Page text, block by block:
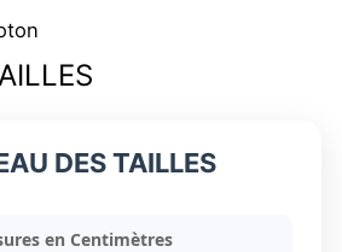
DES TAILLES
en Centimètres